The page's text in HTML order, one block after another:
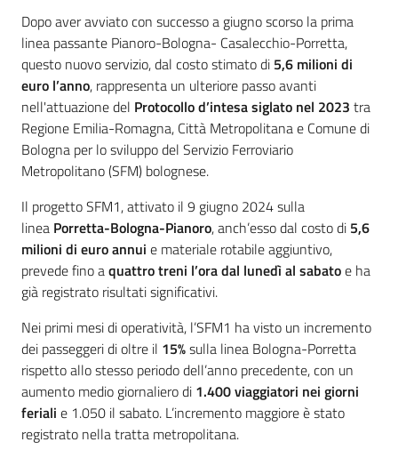
Dopo aver avviato con successo a giugno scorso la prima
linea passante Pianoro-Bologna- Casalecchio-Porretta,
questo nuovo servizio, dal costo stimato di 5,6 milioni di
euro l’anno, rappresenta un ulteriore passo avanti
nell'attuazione del Protocollo d’intesa siglato nel 2023 tra
Regione Emilia-Romagna, Città Metropolitana e Comune di
Bologna per lo sviluppo del Servizio Ferroviario
Metropolitano (SFM) bolognese.
Il progetto SFM1, attivato il 9 giugno 2024 sulla
linea Porretta-Bologna-Pianoro, anch’esso dal costo di 5,6
milioni di euro annui e materiale rotabile aggiuntivo,
prevede fino aquattro treni l’ora dal lunedì al sabatoe ha
già registrato risultati significativi.
Nei primi mesi di operatività, l’SFM1 ha visto un incremento
dei passeggeri di oltre il 15%sulla linea Bologna-Porretta
rispetto allo stesso periodo dell’anno precedente, con un
aumento medio giornaliero di 1.400 viaggiatori nei giorni
feriali e 1.050 il sabato. L’incremento maggiore è stato
registrato nella tratta metropolitana.